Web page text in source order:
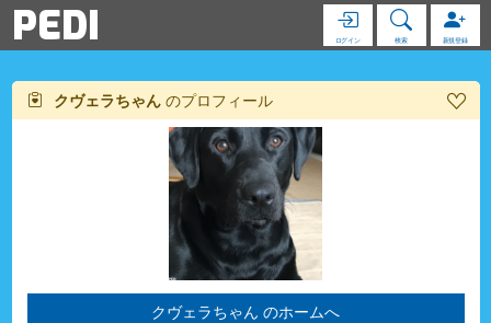
PEDI ログイン 検索 新規登録
クヴェラちゃん のプロフィール
クヴェラちゃん のホームへ